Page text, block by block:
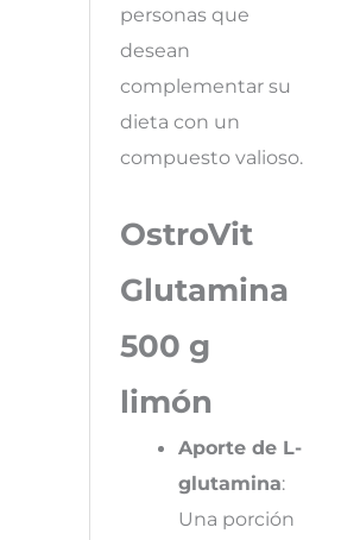
personas que
desean
complementar su
dieta con un
compuesto valioso.
OstroVit
Glutamina
500 g
limón
Aporte de L-
glutamina:
Una porción